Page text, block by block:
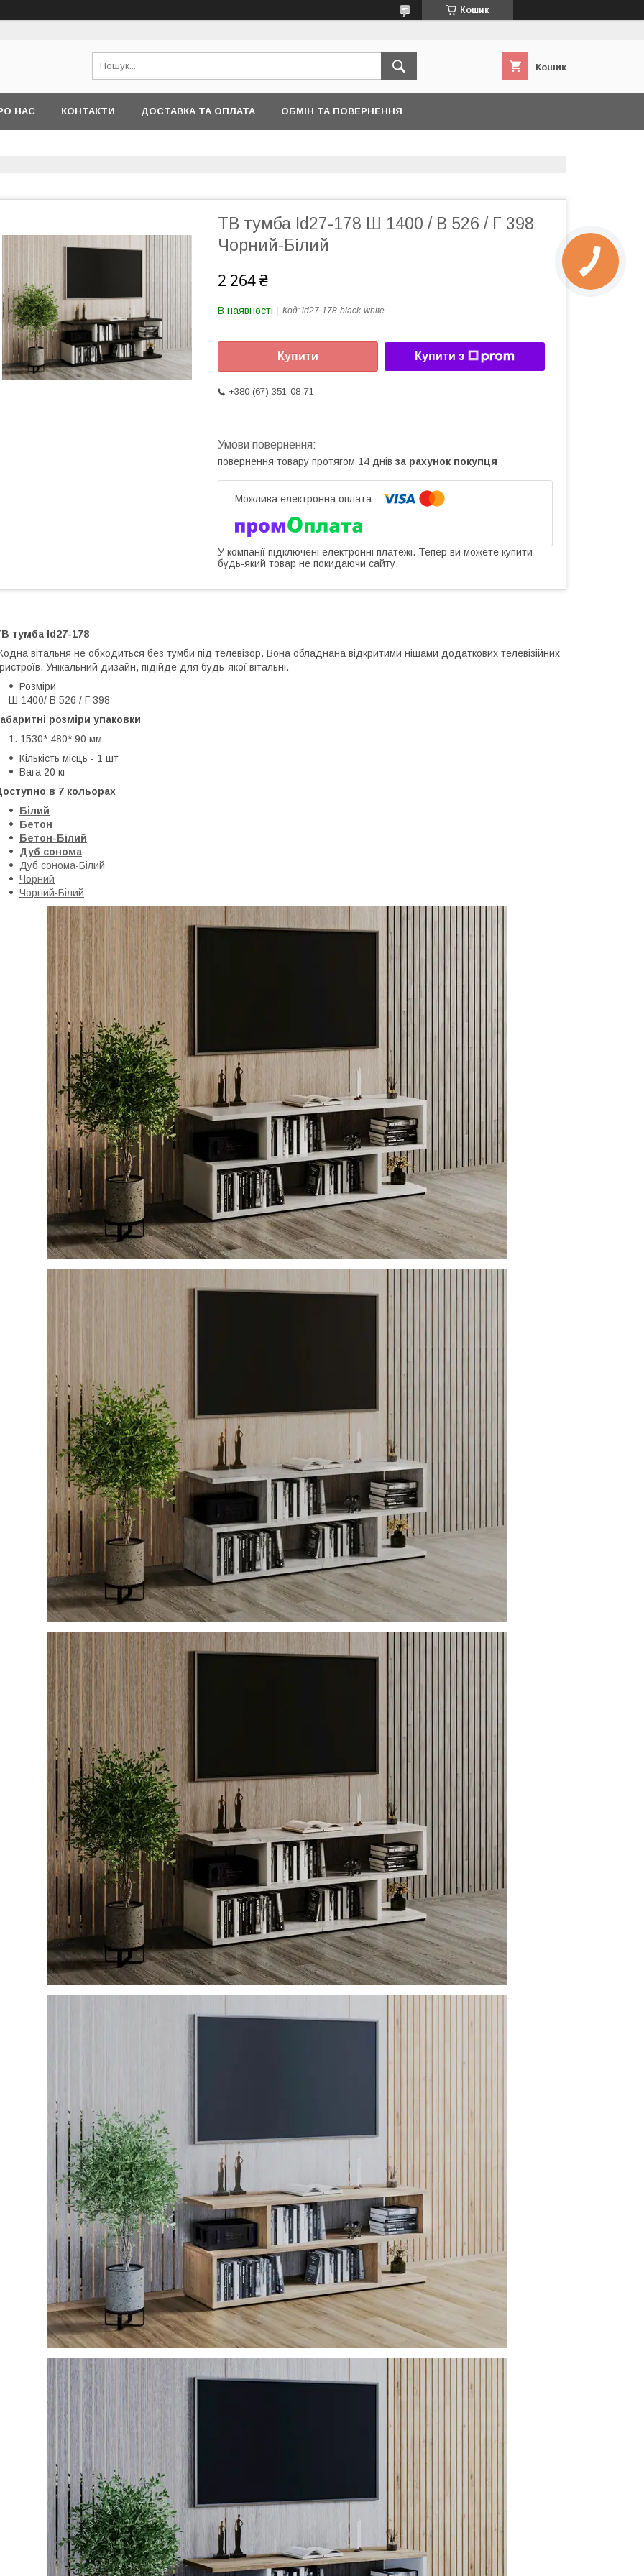
Кошик
Кошик
НАС КОНТАКТИ ДОСТАВКА ТА ОПЛАТА ОБМІН ТА ПОВЕРНЕННЯ
ТВ тумба Id27-178 Ш 1400 / В 526 / Г 398
Чорний-Білий
2 264 ₴
В наявності Код: id27-178-black-white
Купити Купити з
+380 (67) 351-08-71
повернення товару протягом 14 днів за рахунок покупця
У компанії підключені електронні платежі. Тепер ви можете купити
будь-який товар не покидаючи сайту.
тумба Id27-178
вітальня не обходиться без тумби під телевізор. Вона обладнана відкритими нішами додаткових телевізійних
Унікальний дизайн, підійде для будь-якої вітальні.
Розміри
Ш 1400/ В 526 / Г 398
розміри упаковки
1530* 480* 90 мм
Кількість місць - 1 шт
Вага 20 кг
в 7 кольорах
Білий
Бетон
Бетон-Білий
Дуб сонома
Дуб сонома-Білий
Чорний
Чорний-Білий